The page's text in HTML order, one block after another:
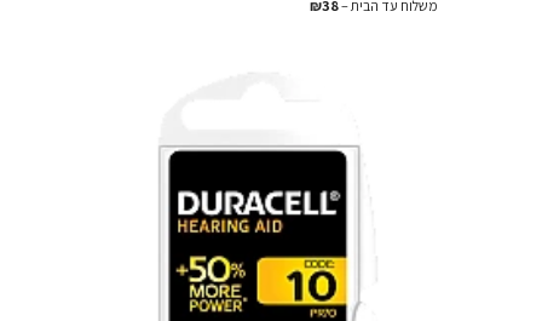
משלוח עד הבית –₪38